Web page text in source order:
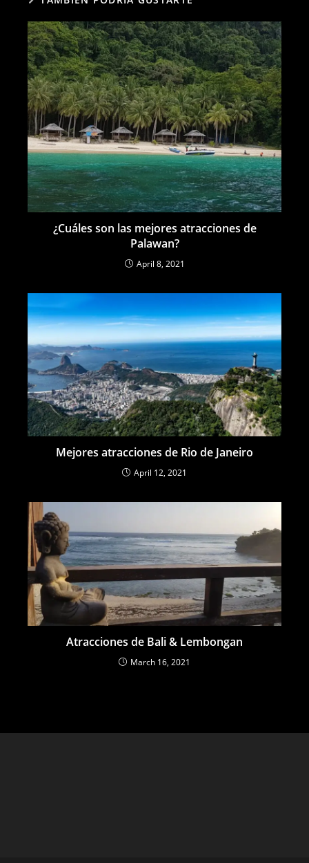
¿Cuáles son las mejores atracciones de
Palawan?
April 8, 2021
Mejores atracciones de Rio de Janeiro
April 12, 2021
Atracciones de Bali & Lembongan
March 16, 2021